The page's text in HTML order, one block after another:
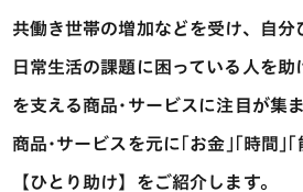
共働き世帯の増加などを受け、自分
日常生活の課題に困っている人を
を支える商品･サービスに注目が集
商品･サービスを元に｢お金｣｢時間｣
【ひとり助け】をご紹介します。